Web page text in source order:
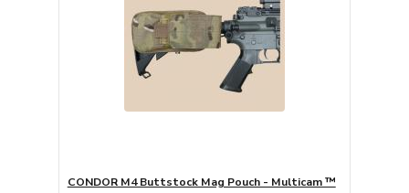
CONDOR M4 Buttstock Mag Pouch - Multicam ™